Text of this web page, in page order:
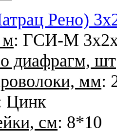
Рено)
м: ГСИ-М
диафрагм, шт
мм:
Цинк
см: 8*10